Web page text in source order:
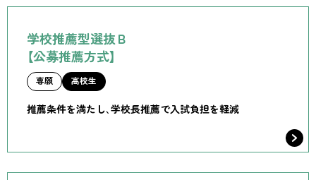
学校推薦型選抜Ｂ
【公募推薦方式】
専願 高校生
推薦条件を満たし、学校長推薦で入試負担を軽減